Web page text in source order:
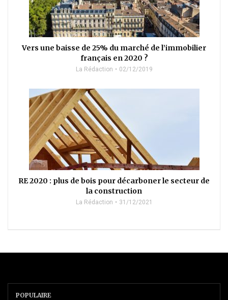
Vers une baisse de 25% du marché de l’immobilier
français en 2020 ?
La Rédaction 02/12/2019
RE 2020 : plus de bois pour décarboner le secteur de
la construction
La Rédaction 31/12/2021
POPULAIRE